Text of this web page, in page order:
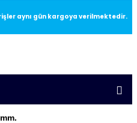
aynı gün kargoya verilmektedir.